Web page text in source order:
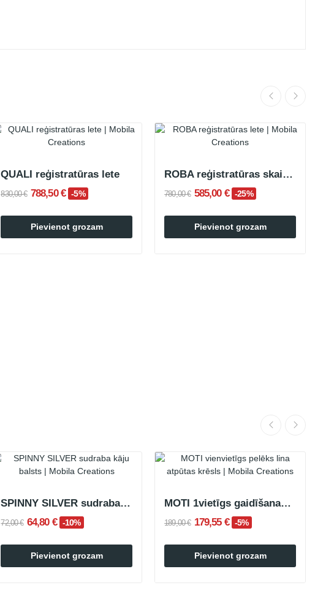
QUALI reģistratūras lete
830,00 € 788,50 € -5%
Pievienot grozam
ROBA reģistratūras skaitītājs
780,00 € 585,00 € -25%
Pievienot grozam
SPINNY SILVER sudraba kāju balsts
72,00 € 64,80 € -10%
Pievienot grozam
MOTI 1vietīgs gaidīšanas krēsls Linen Grey
189,00 € 179,55 € -5%
Pievienot grozam